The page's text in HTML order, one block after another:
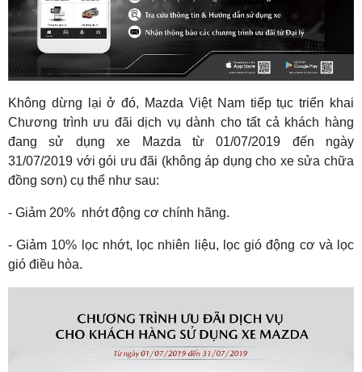
Không dừng lại ở đó, Mazda Việt Nam tiếp tục triển khai
Chương trình ưu đãi dịch vụ dành cho tất cả khách hàng
đang sử dụng xe Mazda từ 01/07/2019 đến ngày
31/07/2019 với gói ưu đãi (không áp dụng cho xe sửa chữa
đồng sơn) cụ thể như sau:
- Giảm 20% nhớt động cơ chính hãng.
- Giảm 10% lọc nhớt, lọc nhiên liệu, lọc gió động cơ và lọc
gió điều hòa.